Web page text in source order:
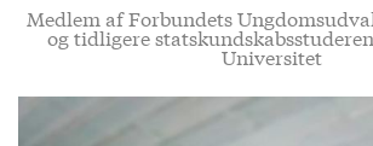
Medlem af Forbundets
og tidligere
Universitet